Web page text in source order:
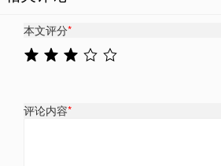
本文评分*
评论内容*